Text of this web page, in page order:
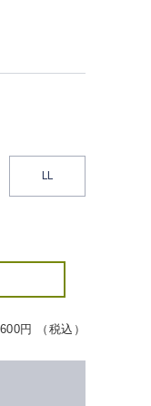
LL
円 （税込）